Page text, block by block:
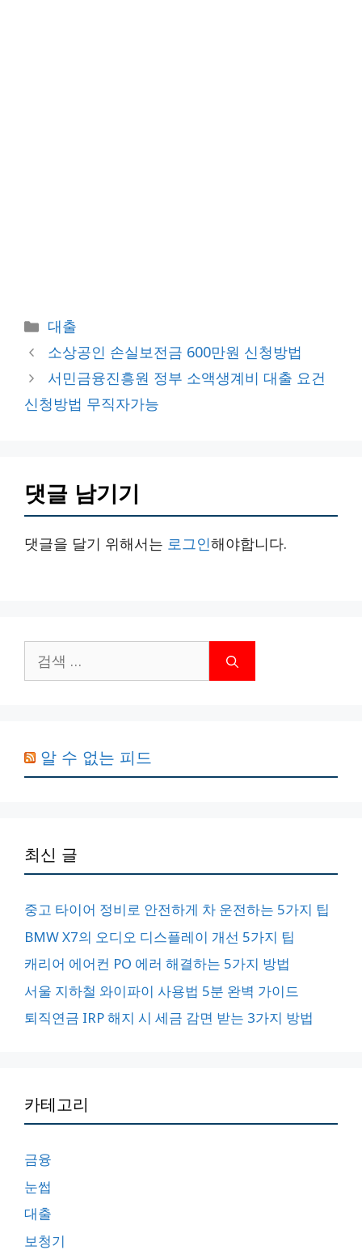
카
테
리
대출
소상공인 손실보전금 600만원 신청방법
서민금융진흥원 정부 소액생계비 대출 요건
신청방법 무직자가능
댓글 남기기
댓글을 달기 위해서는 로그인해야합니다.
색:
알 수 없는 피드
최신 글
중고 타이어 정비로 안전하게 차 운전하는 5가지 팁
BMW X7의 오디오 디스플레이 개선 5가지 팁
캐리어 에어컨 PO 에러 해결하는 5가지 방법
서울 지하철 와이파이 사용법 5분 완벽 가이드
퇴직연금 IRP 해지 시 세금 감면 받는 3가지 방법
카테고리
금융
눈썹
대출
보청기